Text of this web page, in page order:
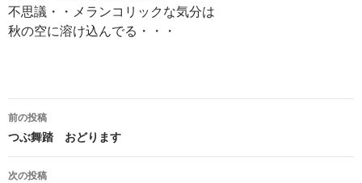
不思議・・メランコリックな気分は
秋の空に溶け込んでる・・・
投
稿
前の投稿
つぶ舞踏 おどります
次の投稿